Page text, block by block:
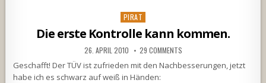
Posted
PIRAT
Die erste Kontrolle kann kommen.
26. APRIL 2010 29 COMMENTS
Geschafft! Der TÜV ist zufrieden mit den Nachbesserungen, jetzt
habe ich es schwarz auf weiß in Händen: